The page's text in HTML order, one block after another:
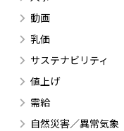
動画
乳価
サステナビリティ
値上げ
需給
自然災害／異常気象